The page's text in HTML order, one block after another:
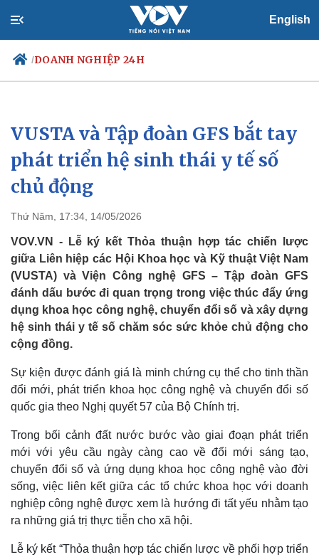
English
/DOANH NGHIỆP 24H
Chính trị
Đảng
Tổ chức nhân sự
Quốc hội
Nhận diện sự thật
Xã hội
Tin 24h
Dự báo thời tiết
VUSTA và Tập đoàn GFS bắt tay
phát triển hệ sinh thái y tế số
chủ động
Thứ Năm, 17:34, 14/05/2026
VOV.VN - Lễ ký kết Thỏa thuận hợp tác chiến lược
giữa Liên hiệp các Hội Khoa học và Kỹ thuật Việt Nam
(VUSTA) và Viện Công nghệ GFS – Tập đoàn GFS
đánh dấu bước đi quan trọng trong việc thúc đẩy ứng
dụng khoa học công nghệ, chuyển đổi số và xây dựng
hệ sinh thái y tế số chăm sóc sức khỏe chủ động cho
cộng đồng.
Sự kiện được đánh giá là minh chứng cụ thể cho tinh thần
đổi mới, phát triển khoa học công nghệ và chuyển đổi số
quốc gia theo Nghị quyết 57 của Bộ Chính trị.
Trong bối cảnh đất nước bước vào giai đoạn phát triển
mới với yêu cầu ngày càng cao về đổi mới sáng tạo,
chuyển đổi số và ứng dụng khoa học công nghệ vào đời
sống, việc liên kết giữa các tổ chức khoa học với doanh
nghiệp công nghệ được xem là hướng đi tất yếu nhằm tạo
ra những giá trị thực tiễn cho xã hội.
Lễ ký kết “Thỏa thuận hợp tác chiến lược về phối hợp triển